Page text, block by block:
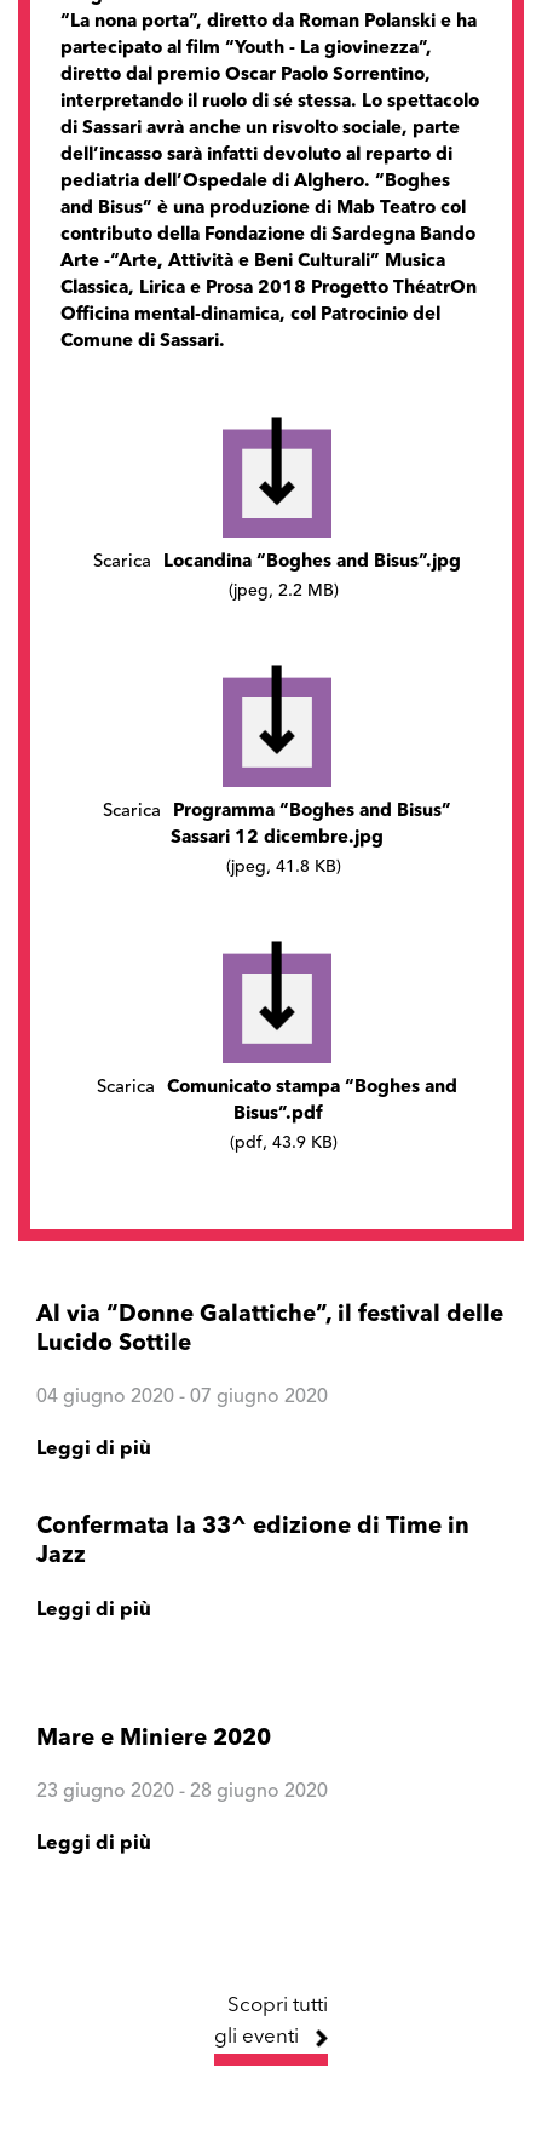
“La nona porta”, diretto da Roman Polanski e ha
partecipato al film “Youth - La giovinezza”,
diretto dal premio Oscar Paolo Sorrentino,
interpretando il ruolo di sé stessa. Lo spettacolo
di Sassari avrà anche un risvolto sociale, parte
dell’incasso sarà infatti devoluto al reparto di
pediatria dell’Ospedale di Alghero. “Boghes
and Bisus” è una produzione di Mab Teatro col
contributo della Fondazione di Sardegna Bando
Arte -“Arte, Attività e Beni Culturali” Musica
Classica, Lirica e Prosa 2018 Progetto ThéatrOn
Officina mental-dinamica, col Patrocinio del
Comune di Sassari.
Scarica Locandina “Boghes and Bisus”.jpg
(jpeg, 2.2 MB)
Scarica
Programma “Boghes and Bisus”
Sassari 12 dicembre.jpg
(jpeg, 41.8 KB)
Scarica
Comunicato stampa “Boghes and
Bisus”.pdf
(pdf, 43.9 KB)
Al via “Donne Galattiche”, il festival delle
Lucido Sottile
04 giugno 2020 - 07 giugno 2020
Leggi di più
Confermata la 33^ edizione di Time in
Jazz
Leggi di più
Mare e Miniere 2020
23 giugno 2020 - 28 giugno 2020
Leggi di più
Scopri tutti
gli eventi